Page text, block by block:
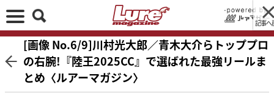
記事へ
[画像 No.6/9]川村光大郎／青木大介らトッププロ
の右腕!『陸王2025CC』で選ばれた最強リールま
とめ〈ルアーマガジン〉